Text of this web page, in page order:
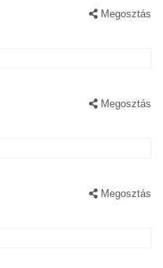
Megosztás
Megosztás
Megosztás